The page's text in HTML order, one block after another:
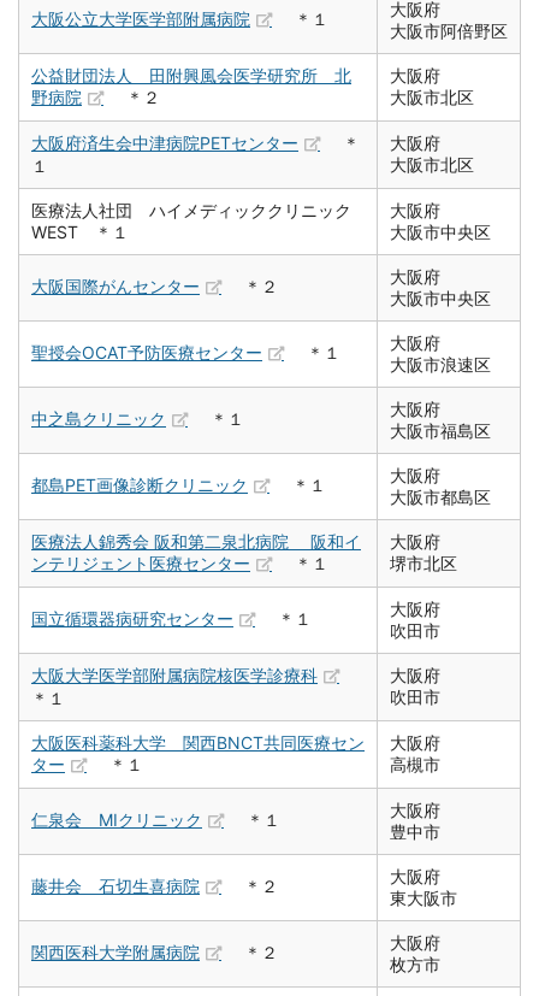
大阪公立大学医学部附属病院 ＊１
大阪府
大阪市阿倍野区
公益財団法人 田附興風会医学研究所 北
野病院
＊２
大阪府
大阪市北区
大阪府済生会中津病院PETセンター
＊
１
大阪府
大阪市北区
医療法人社団 ハイメディッククリニック
WEST ＊１
大阪府
大阪市中央区
大阪国際がんセンター ＊２
大阪府
大阪市中央区
聖授会OCAT予防医療センター ＊１
大阪府
大阪市浪速区
中之島クリニック ＊１
大阪府
大阪市福島区
都島PET画像診断クリニック ＊１
大阪府
大阪市都島区
医療法人錦秀会 阪和第二泉北病院 阪和イ
ンテリジェント医療センター
＊１
大阪府
堺市北区
国立循環器病研究センター ＊１
大阪府
吹田市
大阪大学医学部附属病院核医学診療科
＊１
大阪府
吹田市
大阪医科薬科大学 関西BNCT共同医療セン
ター
＊１
大阪府
高槻市
仁泉会 MIクリニック ＊１
大阪府
豊中市
藤井会 石切生喜病院 ＊２
大阪府
東大阪市
関西医科大学附属病院 ＊２
大阪府
枚方市